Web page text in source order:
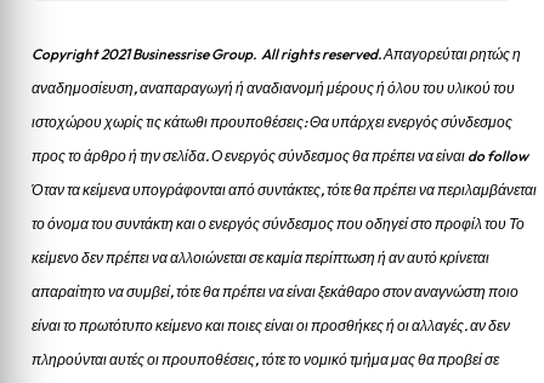
Copyright 2021 Businessrise Group. All rights reserved. Απαγορεύται ρητώς η
αναδημοσίευση, αναπαραγωγή ή αναδιανομή μέρους ή όλου του υλικού του
ιστοχώρου χωρίς τις κάτωθι προυποθέσεις: Θα υπάρχει ενεργός σύνδεσμος
προς το άρθρο ή την σελίδα.Ο ενεργός σύνδεσμος θα πρέπει να είναι do follow
Όταν τα κείμενα υπογράφονται από συντάκτες, τότε θα πρέπει να περιλαμβάνεται
το όνομα του συντάκτη και ο ενεργός σύνδεσμος που οδηγεί στο προφίλ του Το
κείμενο δεν πρέπει να αλλοιώνεται σε καμία περίπτωση ή αν αυτό κρίνεται
απαραίτητο να συμβεί, τότε θα πρέπει να είναι ξεκάθαρο στον αναγνώστη ποιο
είναι το πρωτότυπο κείμενο και ποιες είναι οι προσθήκες ή οι αλλαγές. αν δεν
πληρούνται αυτές οι προυποθέσεις, τότε το νομικό τμήμα μας θα προβεί σε